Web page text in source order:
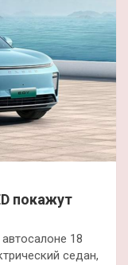
покажут
18
седан,